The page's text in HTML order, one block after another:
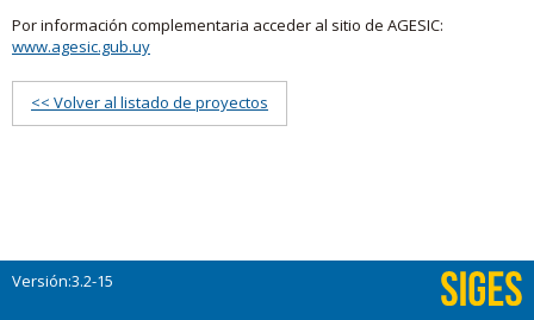
Por información complementaria acceder al sitio de AGESIC:
www.agesic.gub.uy
<< Volver al listado de proyectos
Versión:3.2-15